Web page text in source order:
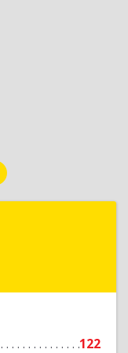
122
Устюг г,